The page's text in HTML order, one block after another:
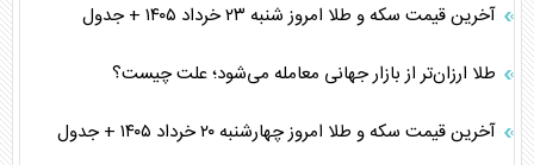
آخرین قیمت سکه و طلا امروز شنبه ۲۳ خرداد ۱۴۰۵ + جدول
طلا ارزان‌تر از بازار جهانی معامله می‌شود؛ علت چیست؟
آخرین قیمت سکه و طلا امروز چهارشنبه ۲۰ خرداد ۱۴۰۵ + جدول